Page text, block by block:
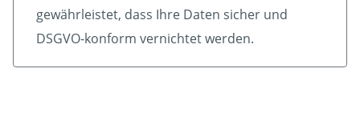
gewährleistet, dass Ihre Daten sicher und
DSGVO-konform vernichtet werden.